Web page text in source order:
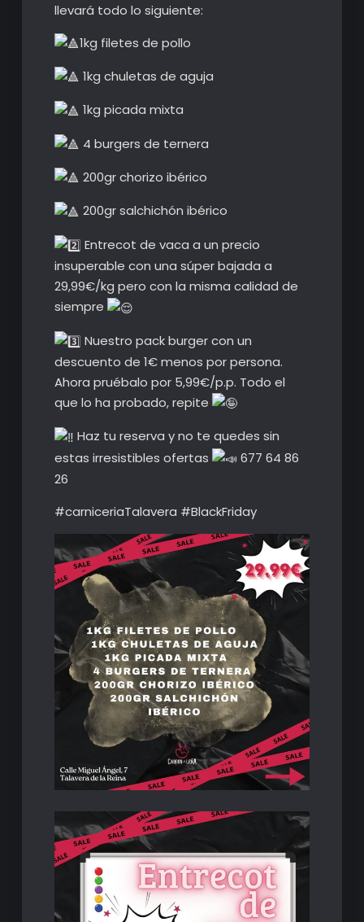
llevará todo lo siguiente:
1kg filetes de pollo
1kg chuletas de aguja
1kg picada mixta
4 burgers de ternera
200gr chorizo ibérico
200gr salchichón ibérico
Entrecot de vaca a un precio
insuperable con una súper bajada a
29,99€/kg pero con la misma calidad de
siempre
Nuestro pack burger con un
descuento de 1€ menos por persona.
Ahora pruébalo por 5,99€/p.p. Todo el
que lo ha probado, repite
Haz tu reserva y no te quedes sin
estas irresistibles ofertas
677 64 86
26
#carniceriaTalavera #BlackFriday